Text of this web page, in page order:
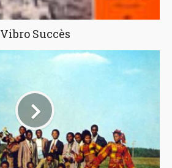
Vibro Succès